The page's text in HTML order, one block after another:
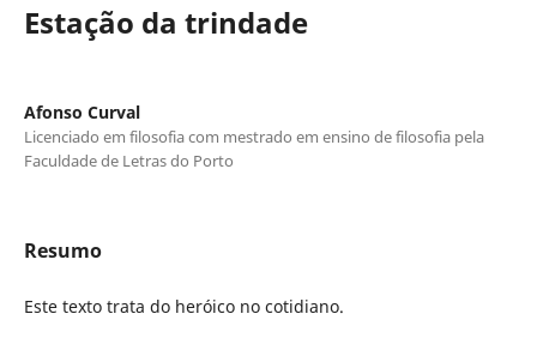
Estação da trindade
Afonso Curval
Licenciado em filosofia com mestrado em ensino de filosofia pela
Faculdade de Letras do Porto
Resumo
Este texto trata do heróico no cotidiano.